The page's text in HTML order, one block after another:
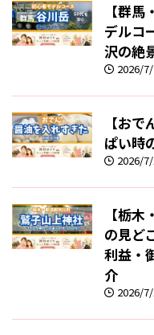
【群
デルコ
沢の絶
2026/
【お
ぱい時
2026/
【栃
の見ど
利益・
介
2026/